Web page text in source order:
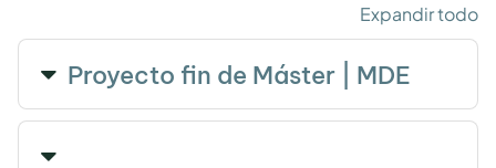
Expandir todo
Proyecto fin de Máster | MDE